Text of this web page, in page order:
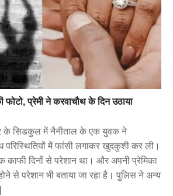
फोटो, प्रेमी ने करवाचौथ के दिन उठाया
के सिडकुल में नैनीताल के एक युवक ने
परिस्थितियों में फांसी लगाकर खुदकुशी कर ली।
काफी दिनों से परेशान था। और अपनी प्रेमिका
से परेशान भी बताया जा रहा है। पुलिस ने अन्य